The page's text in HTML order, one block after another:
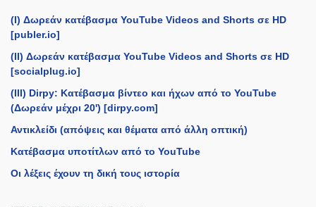
(I) Δωρεάν κατέβασμα YouTube Videos and Shorts σε HD
[publer.io]
(II) Δωρεάν κατέβασμα YouTube Videos and Shorts σε HD
[socialplug.io]
(III) Dirpy: Κατέβασμα βίντεο και ήχων από το YouTube
(Δωρεάν μέχρι 20') [dirpy.com]
Αντικλείδι (απόψεις και θέματα από άλλη οπτική)
Κατέβασμα υποτίτλων από το YouTube
Οι λέξεις έχουν τη δική τους ιστορία